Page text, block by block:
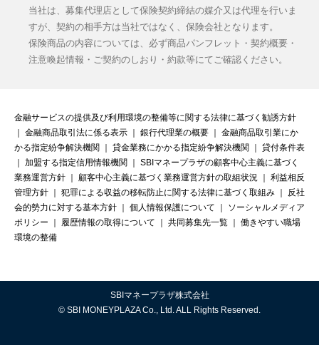
当社は、募集代理店として保険契約締結の媒介又は代理を行いま
すが、契約の相手方は当社ではなく、保険会社となります。
保険商品の内容については、必ず商品パンフレット・契約概要・
注意喚起情報・ご契約のしおり・約款等にてご確認ください。
金融サービスの提供及び利用環境の整備等に関する法律に基づく勧誘方針
｜ 金融商品取引法に係る表示 ｜ 銀行代理業の概要 ｜ 金融商品取引業にか
かる指定紛争解決機関 ｜ 貸金業務にかかる指定紛争解決機関 ｜ 貸付条件表
｜ 加盟する指定信用情報機関 ｜ SBIマネープラザの顧客中心主義に基づく
業務運営方針 ｜ 顧客中心主義に基づく業務運営方針の取組状況 ｜ 利益相反
管理方針 ｜ 犯罪による収益の移転防止に関する法律に基づく取組み ｜
反社
会的勢力に対する基本方針 ｜ 個人情報保護について ｜ ソーシャルメディア
ポリシー ｜ 履歴情報の取得について ｜ 共同募集先一覧 ｜ 働きやすい職場
環境の整備
SBIマネープラザ株式会社
© SBI MONEYPLAZA Co., Ltd. ALL Rights Reserved.